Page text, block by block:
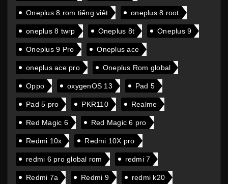
Oneplus 8 rom tiếng việt oneplus 8 root
oneplus 8 twrp Oneplus 8t Oneplus 9
Oneplus 9 Pro Oneplus ace
oneplus ace pro Oneplus Rom global
Oppo oxygenOS 13 Pad 5
Pad 5 pro PKR110 Realme
Red Magic 6 Red Magic 6 pro
Redmi 10x Redmi 10X pro
redmi 6 pro global rom redmi 7
Redmi 7a Redmi 9 redmi k20